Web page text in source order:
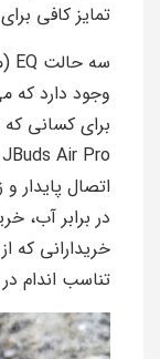
تمایز کافی
وجود دارد که
برای کسانی
اتصال پایدار
در برابر آب،
خریدارانی که
تناسب اندام